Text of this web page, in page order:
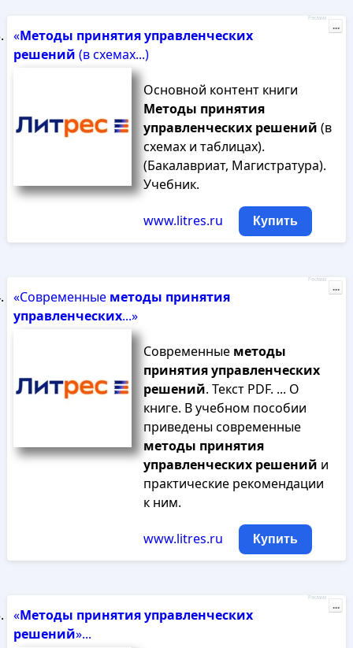
«Методы принятияуправленческих
решений (в схемах...)
Основной контент книги
Методы принятия
управленческих решений (в
схемах и таблицах).
(Бакалавриат, Магистратура).
Учебник.
www.litres.ru Купить
Реклама
...
«Современные методы принятия
управленческих...»
Современные методы
принятияуправленческих
решений. Текст PDF. ... О
книге. В учебном пособии
приведены современные
методы принятия
управленческих решений и
практические рекомендации
к ним.
www.litres.ru Купить
Реклама
...
«Методы принятияуправленческих
решений»...
Реклама
...